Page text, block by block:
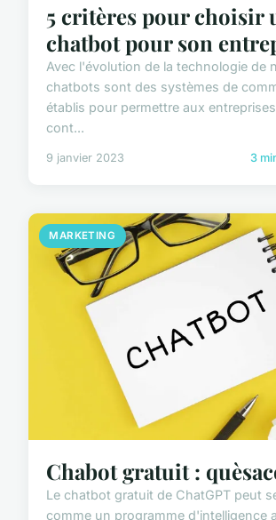
5 critères pour choisir
chatbot pour son
Avec l'évolution de la technologie de
chatbots sont des systèmes de
établis pour permettre aux
cont...
9 janvier 2023 3
MARKETING
Chabot gratuit :
Le chatbot gratuit de ChatGPT peut
comme un programme d'intelligence